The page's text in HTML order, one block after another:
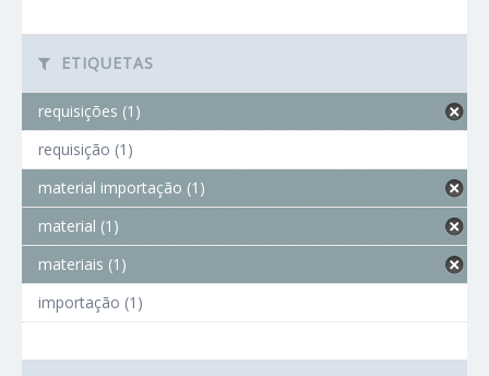
ETIQUETAS
requisições (1)
requisição (1)
material importação (1)
material (1)
materiais (1)
importação (1)